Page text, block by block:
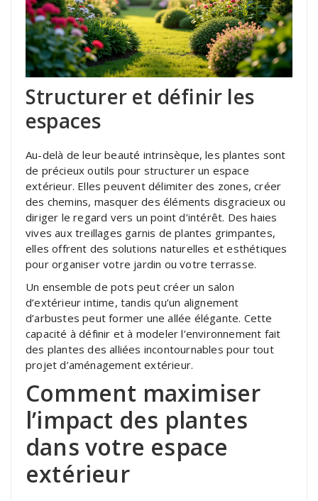
Structurer et définir les
espaces
Au-delà de leur beauté intrinsèque, les plantes sont
de précieux outils pour structurer un espace
extérieur. Elles peuvent délimiter des zones, créer
des chemins, masquer des éléments disgracieux ou
diriger le regard vers un point d’intérêt. Des haies
vives aux treillages garnis de plantes grimpantes,
elles offrent des solutions naturelles et esthétiques
pour organiser votre jardin ou votre terrasse.
Un ensemble de pots peut créer un salon
d’extérieur intime, tandis qu’un alignement
d’arbustes peut former une allée élégante. Cette
capacité à définir et à modeler l’environnement fait
des plantes des alliées incontournables pour tout
projet d’aménagement extérieur.
Comment maximiser
l’impact des plantes
dans votre espace
extérieur